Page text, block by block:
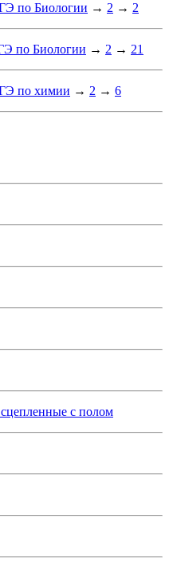
по Биологии → 2 → 2
по Биологии → 2 → 21
по химии → 2 → 6
сцепленные с полом